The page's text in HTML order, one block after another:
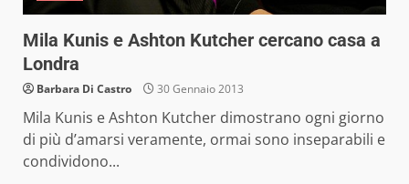
Mila Kunis e Ashton Kutcher cercano casa a
Londra
Barbara Di Castro 30 Gennaio 2013
Mila Kunis e Ashton Kutcher dimostrano ogni giorno
di più d’amarsi veramente, ormai sono inseparabili e
condividono...